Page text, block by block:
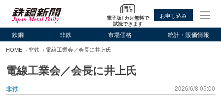
電子版1カ月無料で
試読できます
お申し込み
鉄鋼 非鉄 市場価格 統計・販価情報
HOME 非鉄 電線工業会／会長に井上氏
電線工業会／会長に井上氏
非鉄 2026/6/8 05:00